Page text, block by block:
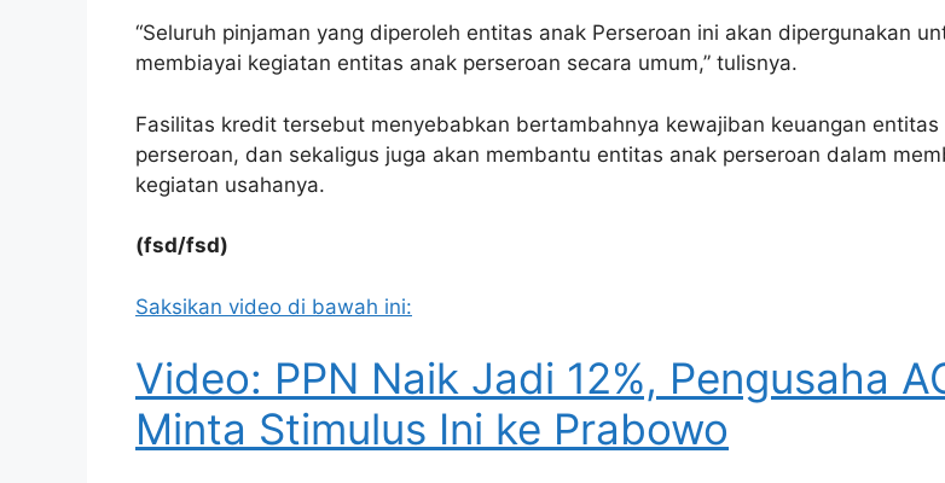
“Seluruh pinjaman yang diperoleh entitas anak Perseroan ini akan dipergunakan
membiayai kegiatan entitas anak perseroan secara umum,” tulisnya.
Fasilitas kredit tersebut menyebabkan bertambahnya kewajiban keuangan entitas
perseroan, dan sekaligus juga akan membantu entitas anak perseroan dalam
kegiatan usahanya.
(fsd/fsd)
Saksikan video di bawah ini:
Video: PPN Naik Jadi 12%, Pengusaha
Minta Stimulus Ini ke Prabowo